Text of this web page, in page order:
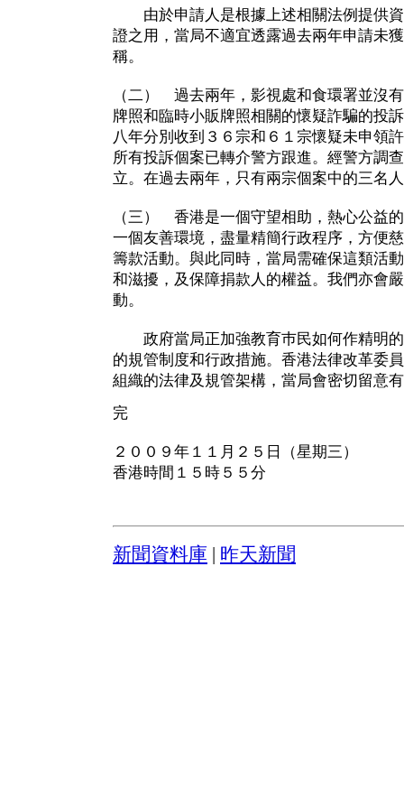
由於申請人是根據上述相關法例提供資
證之用，當局不適宜透露過去兩年申請未
稱。
（二） 過去兩年，影視處和食環署並沒
牌照和臨時小販牌照相關的懷疑詐騙的投
八年分別收到３６宗和６１宗懷疑未申領
所有投訴個案已轉介警方跟進。經警方調
立。在過去兩年，只有兩宗個案中的三名
（三） 香港是一個守望相助，熱心公益
一個友善環境，盡量精簡行政程序，方便
籌款活動。與此同時，當局需確保這類活
和滋擾，及保障捐款人的權益。我們亦會
動。
政府當局正加強教育巿民如何作精明的
的規管制度和行政措施。香港法律改革委
組織的法律及規管架構，當局會密切留意
完
２００９年１１月２５日（星期三）
香港時間１５時５５分
新聞資料庫 昨天新聞